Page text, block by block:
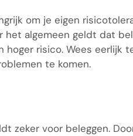
om je eigen
algemeen geldt dat
risico. Wees eerlijk
te komen.
zeker voor beleggen.